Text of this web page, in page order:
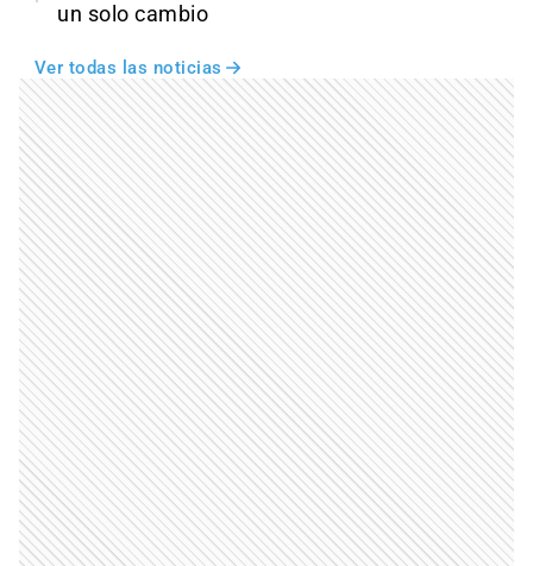
un solo cambio
Ver todas las noticias